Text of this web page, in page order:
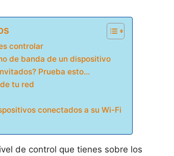
controlar
de banda de un dispositivo
Prueba esto…
tu red
conectados a su Wi-Fi
de control que tienes sobre los